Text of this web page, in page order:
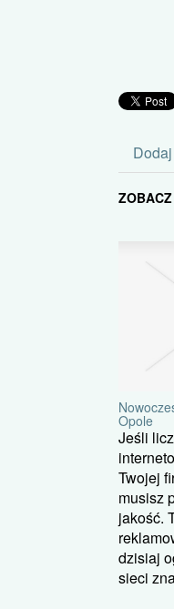
Opole
Jeśli
Twojej
musisz
jakość.
dzisiaj
sieci